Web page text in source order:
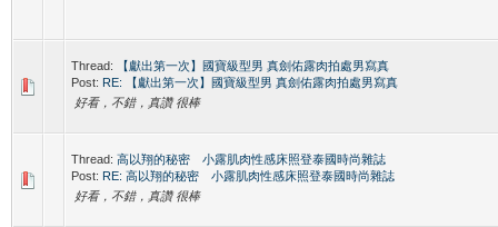
Thread:
【獻出第一次】國寶級型男 真劍佑露肉拍處男寫真
Post: RE: 【獻出第一次】國寶級型男 真劍佑露肉拍處男寫真
好看，不錯，真讚 很棒
Thread: 高以翔的秘密 小露肌肉性感床照登泰國時尚雜誌
Post: RE: 高以翔的秘密 小露肌肉性感床照登泰國時尚雜誌
好看，不錯，真讚 很棒